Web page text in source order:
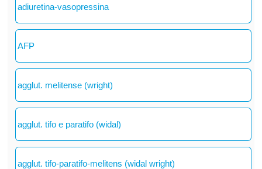
adiuretina-vasopressina
AFP
agglut. melitense (wright)
agglut. tifo e paratifo (widal)
agglut. tifo-paratifo-melitens (widal wright)